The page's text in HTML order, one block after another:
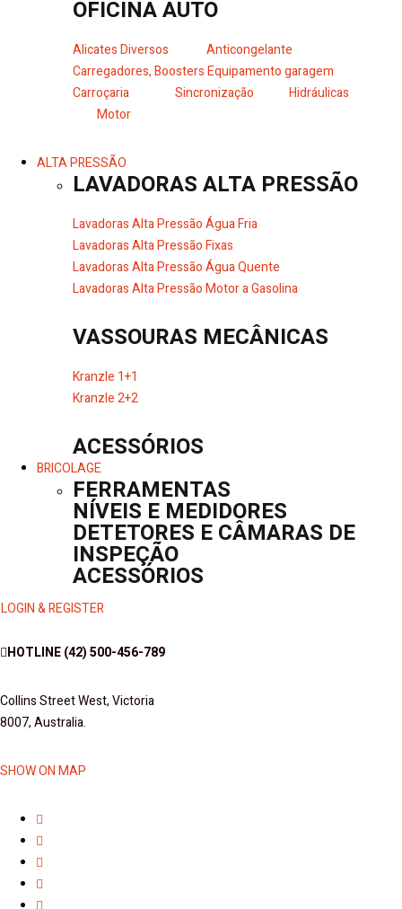
OFICINA AUTO
Alicates Diversos
Anticongelante
Carregadores, BoostersEquipamento garagem
Carroçaria
Sincronização
Hidráulicas
Motor
ALTA PRESSÃO
LAVADORAS ALTA PRESSÃO
Lavadoras Alta Pressão Água Fria
Lavadoras Alta Pressão Fixas
Lavadoras Alta Pressão Água Quente
Lavadoras Alta Pressão Motor a Gasolina
VASSOURAS MECÂNICAS
Kranzle 1+1
Kranzle 2+2
ACESSÓRIOS
BRICOLAGE
FERRAMENTAS
NÍVEIS E MEDIDORES
DETETORES E CÂMARAS DE
INSPEÇÃO
ACESSÓRIOS
LOGIN & REGISTER
HOTLINE(42) 500-456-789
Collins Street West, Victoria
8007, Australia.
SHOW ON MAP